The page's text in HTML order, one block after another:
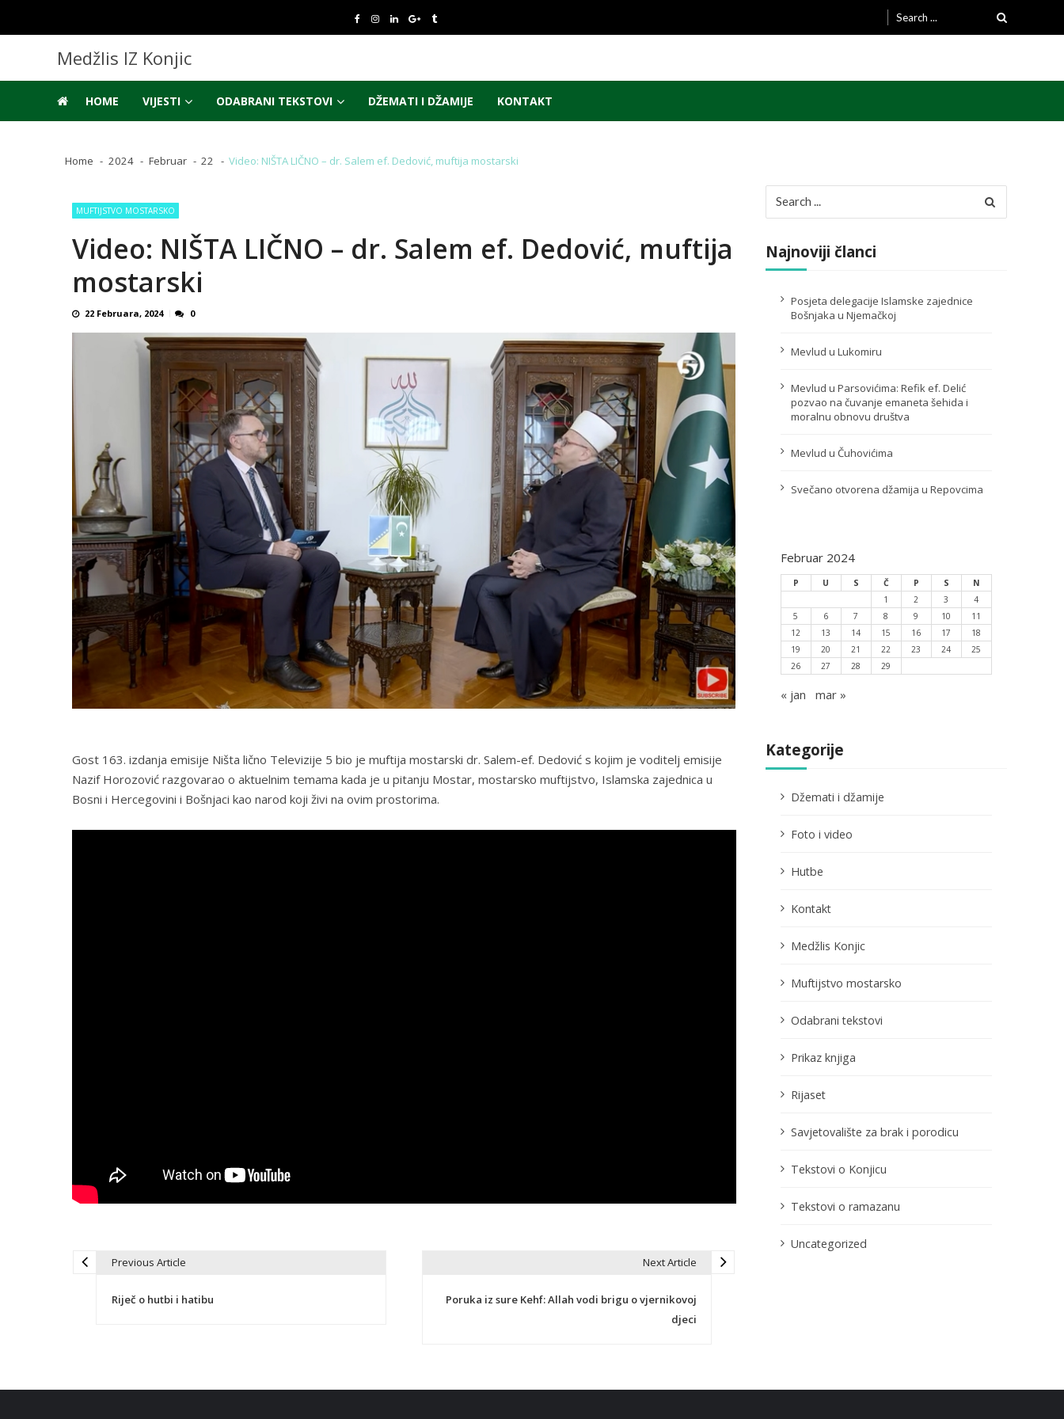
navigation
content
Search
for:
Medžlis IZ Konjic
HOME VIJESTI ODABRANI TEKSTOVI DŽEMATI I DŽAMIJE KONTAKT
Home 2024 Februar 22 Video: NIŠTA LIČNO – dr. Salem ef. Dedović, muftija mostarski
MUFTIJSTVO MOSTARSKO
Video: NIŠTA LIČNO – dr. Salem ef. Dedović, muftija
mostarski
22 Februara, 2024 0
Gost 163. izdanja emisije Ništa lično Televizije 5 bio je muftija mostarski dr. Salem-ef. Dedović s kojim je voditelj emisije
Nazif Horozović razgovarao o aktuelnim temama kada je u pitanju Mostar, mostarsko muftijstvo, Islamska zajednica u
Bosni i Hercegovini i Bošnjaci kao narod koji živi na ovim prostorima.
i
Previous Article
Riječ o hutbi i hatibu
Next Article
Poruka iz sure Kehf: Allah vodi brigu o vjernikovoj
djeci
for:
Najnoviji članci
Posjeta delegacije Islamske zajednice
Bošnjaka u Njemačkoj
Mevlud u Lukomiru
Mevlud u Parsovićima: Refik ef. Delić
pozvao na čuvanje emaneta šehida i
moralnu obnovu društva
Mevlud u Čuhovićima
Svečano otvorena džamija u Repovcima
Februar 2024
P U S Č P S
N
1
2 3
4
5
6 7 8 9 10
11
12
13 14 15 16 17
18
19
20 21 22 23 24
25
26
27 28 29
« jan mar »
Kategorije
Džemati i džamije
Foto i video
Hutbe
Kontakt
Medžlis Konjic
Muftijstvo mostarsko
Odabrani tekstovi
Prikaz knjiga
Rijaset
Savjetovalište za brak i porodicu
Tekstovi o Konjicu
Tekstovi o ramazanu
Uncategorized